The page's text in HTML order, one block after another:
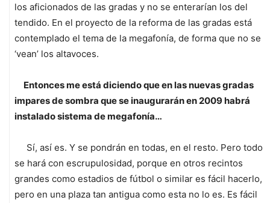
los aficionados de las gradas y no se enterarían los del
tendido. En el proyecto de la reforma de las gradas está
contemplado el tema de la megafonía, de forma que no se
‘vean’ los altavoces.
Entonces me está diciendo que en las nuevas gradas
impares de sombra que se inaugurarán en 2009 habrá
instalado sistema de megafonía…
Sí, así es. Y se pondrán en todas, en el resto. Pero todo
se hará con escrupulosidad, porque en otros recintos
grandes como estadios de fútbol o similar es fácil hacerlo,
pero en una plaza tan antigua como esta no lo es. Es fácil